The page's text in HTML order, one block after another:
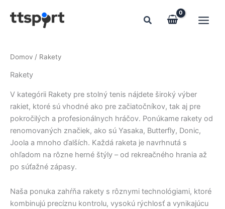
Domov / Rakety
Rakety
V kategórii Rakety pre stolný tenis nájdete široký výber
rakiet, ktoré sú vhodné ako pre začiatočníkov, tak aj pre
pokročilých a profesionálnych hráčov. Ponúkame rakety od
renomovaných značiek, ako sú Yasaka, Butterfly, Donic,
Joola a mnoho ďalších. Každá raketa je navrhnutá s
ohľadom na rôzne herné štýly – od rekreačného hrania až
po súťažné zápasy.
Naša ponuka zahŕňa rakety s rôznymi technológiami, ktoré
kombinujú precíznu kontrolu, vysokú rýchlosť a vynikajúcu